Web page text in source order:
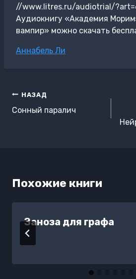
//www.litres.ru/audiotrial/
Аудиокнигу «Академия
вампир» можно скачать
Метки
Аннабель Ли
Навигация
по
НАЗАД
Сонный паралич
Похожие книги
Заноза для графа